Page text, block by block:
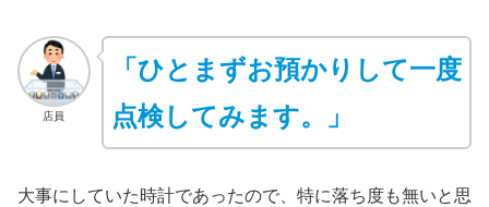
店員
「ひとまずお預かりして一度
点検してみます。」
大事にしていた時計であったので、特に落ち度も無いと思